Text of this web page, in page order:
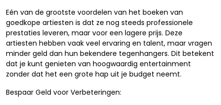
Eén van de grootste voordelen van het boeken van
goedkope artiesten is dat ze nog steeds professionele
prestaties leveren, maar voor een lagere prijs. Deze
artiesten hebben vaak veel ervaring en talent, maar vragen
minder geld dan hun bekendere tegenhangers. Dit betekent
dat je kunt genieten van hoogwaardig entertainment
zonder dat het een grote hap uit je budget neemt.
Bespaar Geld voor Verbeteringen: